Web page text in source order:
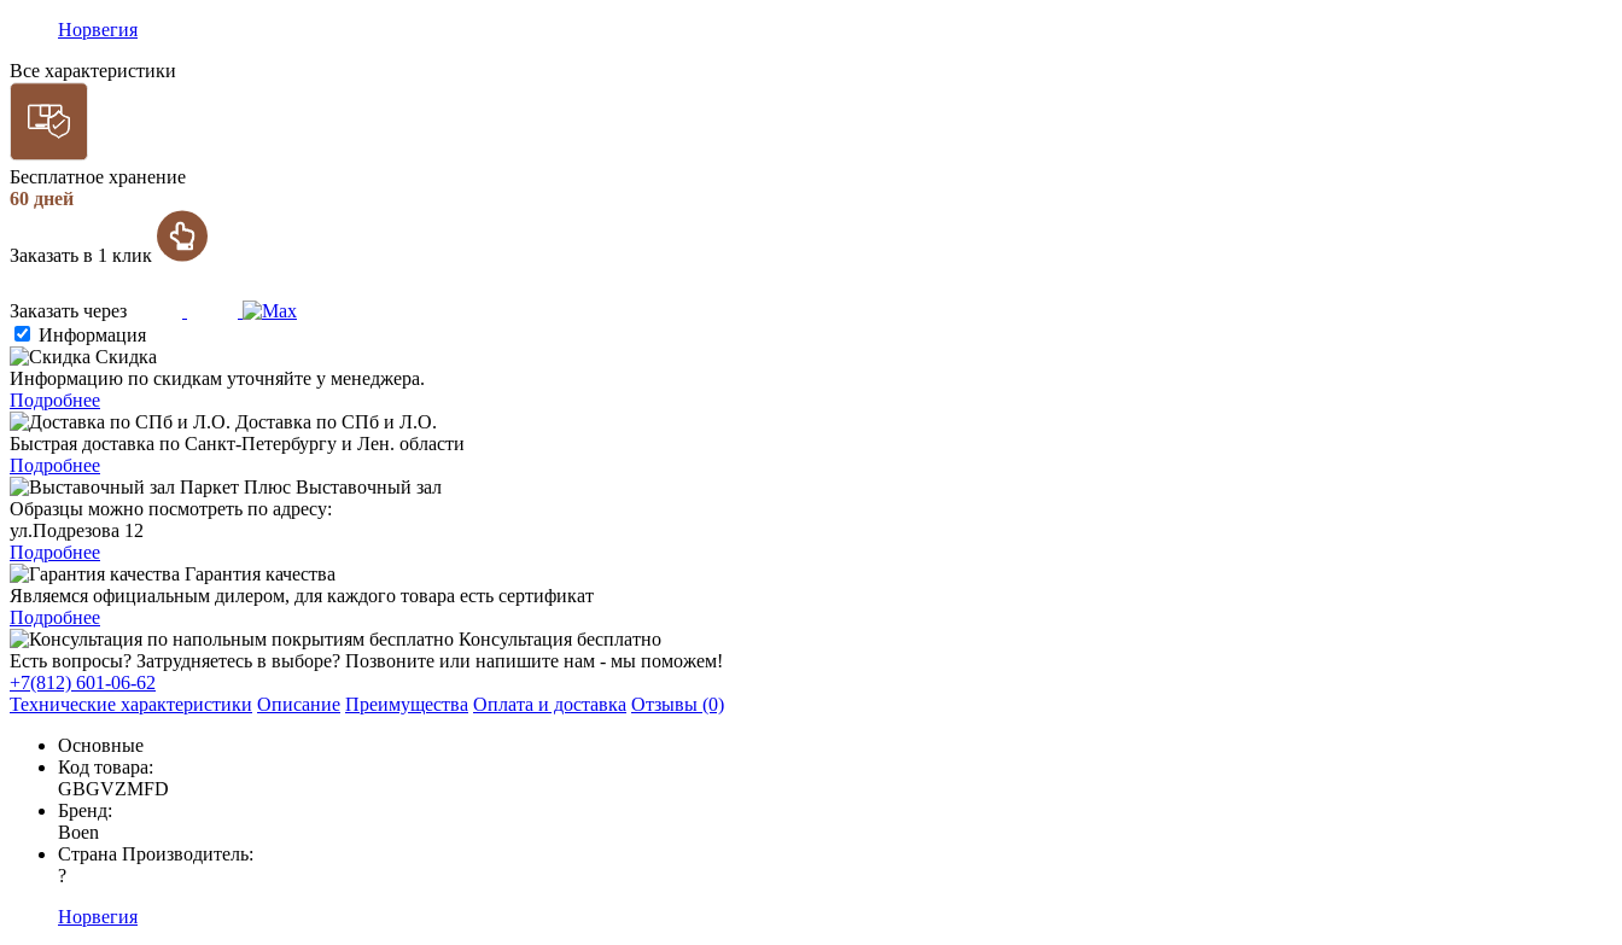
Норвегия
Все характеристики
Бесплатное хранение
60 дней
Заказать в 1 клик
Заказать через
Информация
Скидка
Информацию по скидкам уточняйте у менеджера.
Подробнее
Доставка по СПб и Л.О.
Быстрая доставка по Санкт-Петербургу и Лен. области
Подробнее
Выставочный зал
Образцы можно посмотреть по адресу:
ул.Подрезова 12
Подробнее
Гарантия качества
Являемся официальным дилером, для каждого товара есть сертификат
Подробнее
Консультация бесплатно
Есть вопросы? Затрудняетесь в выборе? Позвоните или напишите нам - мы поможем!
+7(812) 601-06-62
Технические характеристики Описание Преимущества Оплата и доставка Отзывы (0)
Основные
Код товара:
GBGVZMFD
Бренд:
Boen
Страна Производитель:
?
Норвегия